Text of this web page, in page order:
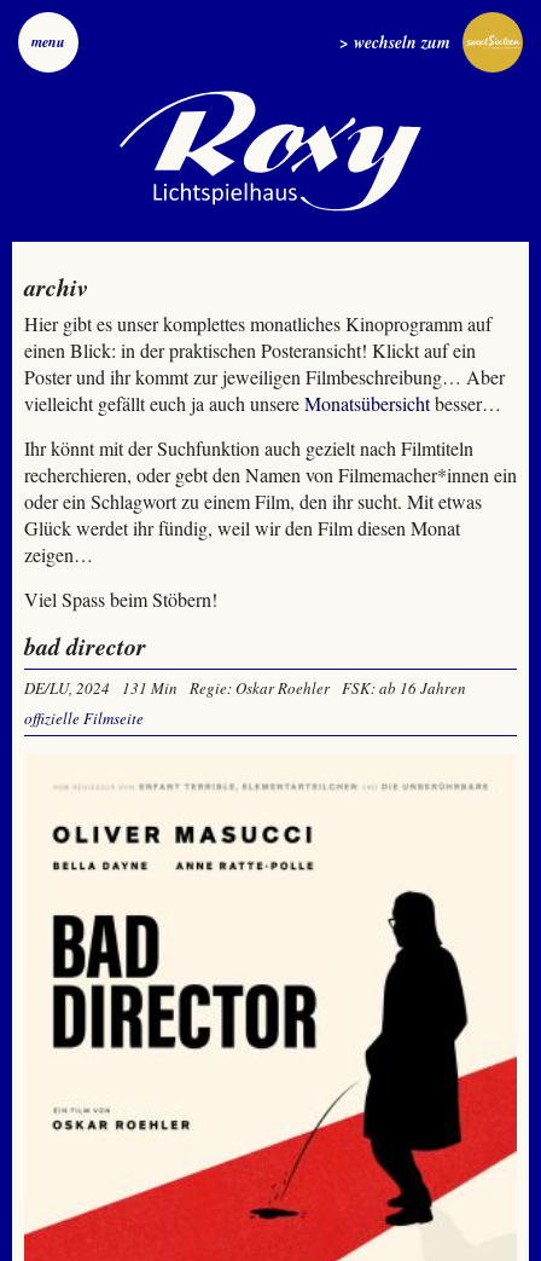
menu > wechseln zum
archiv
Hier gibt es unser komplettes monatliches Kinoprogramm auf
einen Blick: in der praktischen Posteransicht! Klickt auf ein
Poster und ihr kommt zur jeweiligen Filmbeschreibung… Aber
vielleicht gefällt euch ja auch unsereMonatsübersichtbesser…
Ihr könnt mit der Suchfunktion auch gezielt nach Filmtiteln
recherchieren, oder gebt den Namen von Filmemacher*innen ein
oder ein Schlagwort zu einem Film, den ihr sucht. Mit etwas
Glück werdet ihr fündig, weil wir den Film diesen Monat
zeigen…
Viel Spass beim Stöbern!
bad director
DE/LU, 2024 131 Min Regie: Oskar Roehler
FSK: ab 16 Jahren
offizielle Filmseite